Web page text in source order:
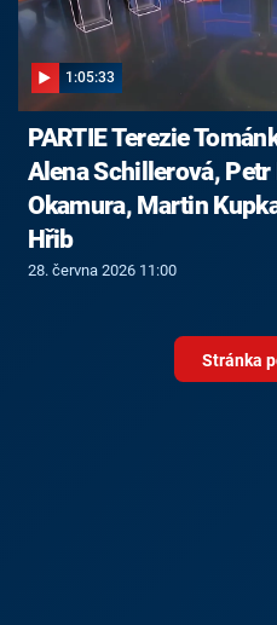
1:05:33
PARTIE Terezie
Alena Schillerová,
Okamura, Martin
Hřib
28. června 2026 11:00
Stránka